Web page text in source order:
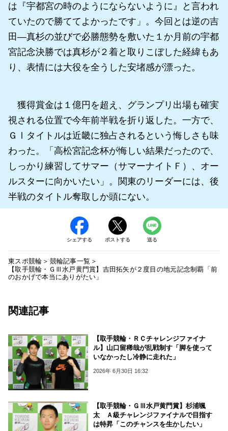
は『宇都宮の時のようにならないように』と言われ
ていたので勝ててよかったです」。今回とは逆の吉
田―真杉の並びで必勝態勢を敷いた１か月前の宇都
宮記念決勝では真杉が２着と取りこぼした経緯もあ
り、表情には大役を全うした安堵感が漂った。
獲得賞金は１億円を超え、グランプリ出場も確実
視される位置で今年前半戦を折り返した。一方で、
ＧⅠタイトルは近畿に独占されるという悔しさも味
わった。「高松宮記念杯が悔しい結果だったので、
しっかり練習してサマー（サマーナイトＦ）、オー
ルスターに向かいたい」。関東のリーダーには、後
半戦のタイトル奪取しか頭にない。
シェアする ポストする 送る
東スポ競輪
競輪記事一覧
【取手競輪・ＧⅢ水戸黄門賞】吉田拓矢が２度目の地元記念制覇「前
のおかげで本当にありがたい」
関連記事
【取手競輪・ＲＣチャレンジファイナ
ル】山口留稀哉が乱戦制す「脚を使って
いなかったし冷静に走れた」
2026年 6月30日 16:32
【取手競輪・ＧⅢ水戸黄門賞】杉浦颯
太 Ａ級チャレンジファイナルで目指す
は特昇「このチャンスを生かしたい」